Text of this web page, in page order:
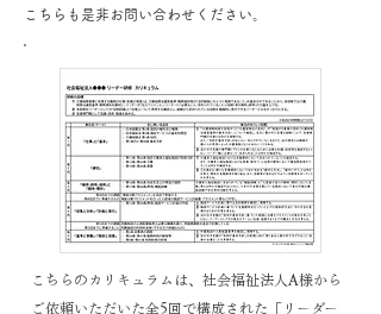
​こちらも是非お問い合わせください。
こちらのカリキュラムは、社会福祉法人A様から
ご依頼いただいた全5回で構成された「リーダー